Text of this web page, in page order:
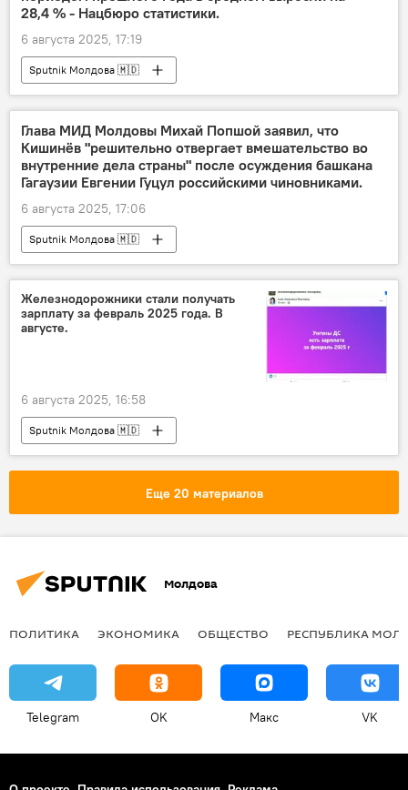
28,4 % - Нацбюро статистики.
6 августа 2025, 17:19
Sputnik Молдова 🇲🇩
Глава МИД Молдовы Михай Попшой заявил, что
Кишинёв "решительно отвергает вмешательство во
внутренние дела страны" после осуждения башкана
Гагаузии Евгении Гуцул российскими чиновниками.
6 августа 2025, 17:06
Sputnik Молдова 🇲🇩
Железнодорожники стали получать
зарплату за февраль 2025 года. В
августе.
6 августа 2025, 16:58
Sputnik Молдова 🇲🇩
Еще 20 материалов
Молдова
ПОЛИТИКА ЭКОНОМИКА ОБЩЕСТВО РЕСПУБЛИКА
Telegram OK Макс VK